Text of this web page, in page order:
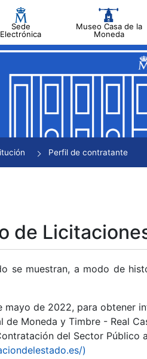
Sede
Electrónica
Museo Casa de la
Moneda
Perfil de contratante
de
se muestran, a modo de
mayo de 2022, para obtener
de Moneda y Timbre - Real
del Sector Público
)